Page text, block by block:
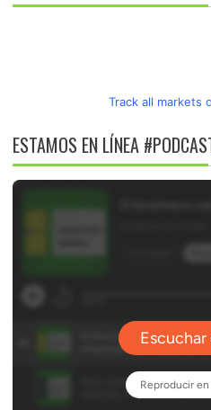
Track all markets
ESTAMOS EN LÍNEA